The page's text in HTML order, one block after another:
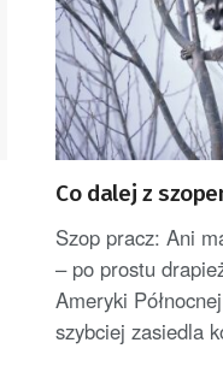
Co dalej z
Szop pracz: Ani
– po prostu
Ameryki
szybciej zasiedla